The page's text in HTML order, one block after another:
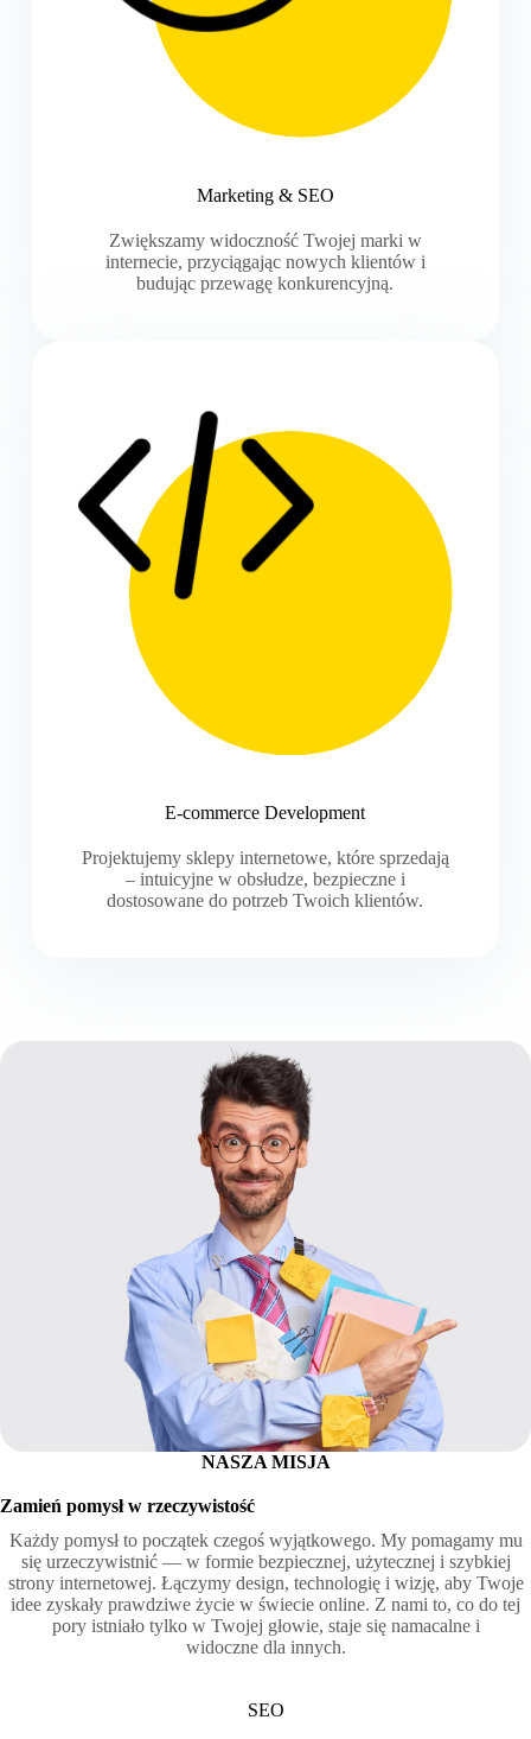
Marketing & SEO
Zwiększamy widoczność Twojej marki w
internecie, przyciągając nowych klientów i
budując przewagę konkurencyjną.
E-commerce Development
Projektujemy sklepy internetowe, które sprzedają
– intuicyjne w obsłudze, bezpieczne i
dostosowane do potrzeb Twoich klientów.
NASZA MISJA
Zamień pomysł w rzeczywistość
Każdy pomysł to początek czegoś wyjątkowego. My pomagamy mu
się urzeczywistnić — w formie bezpiecznej, użytecznej i szybkiej
strony internetowej. Łączymy design, technologię i wizję, aby Twoje
idee zyskały prawdziwe życie w świecie online. Z nami to, co do tej
pory istniało tylko w Twojej głowie, staje się namacalne i
widoczne dla innych.
SEO